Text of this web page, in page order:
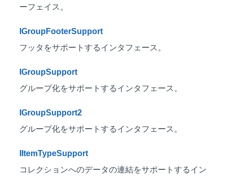
ーフェイス。
IGroupFooterSupport
フッタをサポートするインタフェース。
IGroupSupport
グループ化をサポートするインタフェース。
IGroupSupport2
グループ化をサポートするインタフェース。
IItemTypeSupport
コレクションへのデータの連結をサポートするイン